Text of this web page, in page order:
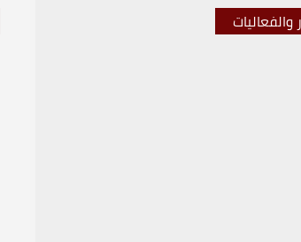
والفعاليات